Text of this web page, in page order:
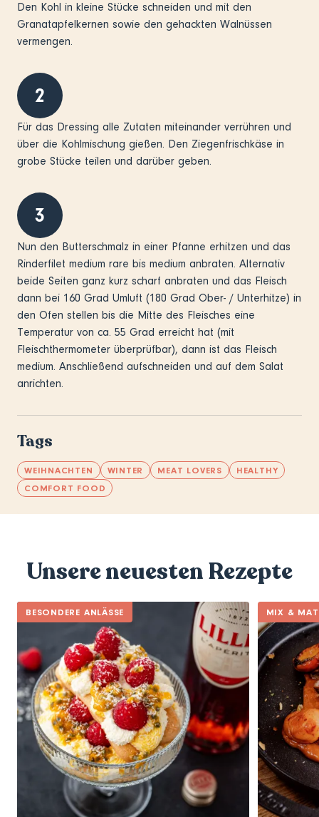
Den Kohl in kleine Stücke schneiden und mit den
Granatapfelkernen sowie den gehackten Walnüssen
vermengen.
2
Für das Dressing alle Zutaten miteinander verrühren und
über die Kohlmischung gießen. Den Ziegenfrischkäse in
grobe Stücke teilen und darüber geben.
3
Nun den Butterschmalz in einer Pfanne erhitzen und das
Rinderfilet medium rare bis medium anbraten. Alternativ
beide Seiten ganz kurz scharf anbraten und das Fleisch
dann bei 160 Grad Umluft (180 Grad Ober- / Unterhitze) in
den Ofen stellen bis die Mitte des Fleisches eine
Temperatur von ca. 55 Grad erreicht hat (mit
Fleischthermometer überprüfbar), dann ist das Fleisch
medium. Anschließend aufschneiden und auf dem Salat
anrichten.
Tags
WEIHNACHTEN WINTER MEAT LOVERS
HEALTHY
COMFORT FOOD
Unsere neuesten Rezepte
BESONDERE ANLÄSSE MIX &